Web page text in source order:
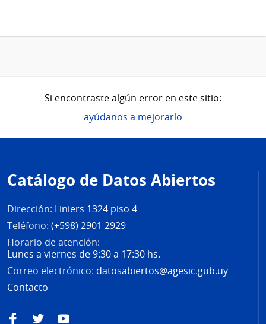
Si encontraste algún error en este sitio:
ayúdanos a mejorarlo
de
página
Catálogo de Datos Abiertos
Dirección: Liniers 1324 piso 4
Teléfono: (+598) 2901 2929
Horario de atención:
Lunes a viernes de 9:30 a 17:30 hs.
Correo electrónico: datosabiertos@agesic.gub.uy
Contacto
FacebookTwitterYouTube